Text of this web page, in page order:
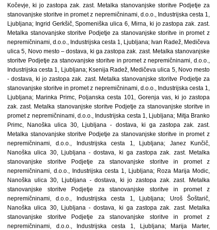
Kočevje, ki jo zastopa zak. zast. Metalka stanovanjske storitve Podjetje za
stanovanjske storitve in promet z nepremičninami, d.o.o., Industrijska cesta 1,
Ljubljana; Ingrid Gerkšič, Spomeniška ulica 6, Mirna, ki jo zastopa zak. zast.
Metalka stanovanjske storitve Podjetje za stanovanjske storitve in promet z
nepremičninami, d.o.o., Industrijska cesta 1, Ljubljana; Ivan Radež, Medičeva
ulica 5, Novo mesto – dostava, ki ga zastopa zak. zast. Metalka stanovanjske
storitve Podjetje za stanovanjske storitve in promet z nepremičninami, d.o.o.,
Industrijska cesta 1, Ljubljana; Ksenija Radež, Medičeva ulica 5, Novo mesto
- dostava, ki jo zastopa zak. zast. Metalka stanovanjske storitve Podjetje za
stanovanjske storitve in promet z nepremičninami, d.o.o., Industrijska cesta 1,
Ljubljana; Marinka Primc, Poljanska cesta 101, Gorenja vas, ki jo zastopa
zak. zast. Metalka stanovanjske storitve Podjetje za stanovanjske storitve in
promet z nepremičninami, d.o.o., Industrijska cesta 1, Ljubljana; Mitja Branko
Primc, Nanoška ulica 30, Ljubljana - dostava, ki ga zastopa zak. zast.
Metalka stanovanjske storitve Podjetje za stanovanjske storitve in promet z
nepremičninami, d.o.o., Industrijska cesta 1, Ljubljana; Janez Kunčič,
Nanoška ulica 30, Ljubljana - dostava, ki ga zastopa zak. zast. Metalka
stanovanjske storitve Podjetje za stanovanjske storitve in promet z
nepremičninami, d.o.o., Industrijska cesta 1, Ljubljana; Roza Marija Modic,
Nanoška ulica 30, Ljubljana - dostava, ki jo zastopa zak. zast. Metalka
stanovanjske storitve Podjetje za stanovanjske storitve in promet z
nepremičninami, d.o.o., Industrijska cesta 1, Ljubljana; Uroš Šoštarič,
Nanoška ulica 30, Ljubljana - dostava, ki ga zastopa zak. zast. Metalka
stanovanjske storitve Podjetje za stanovanjske storitve in promet z
nepremičninami, d.o.o., Industrijska cesta 1, Ljubljana; Marija Marter,